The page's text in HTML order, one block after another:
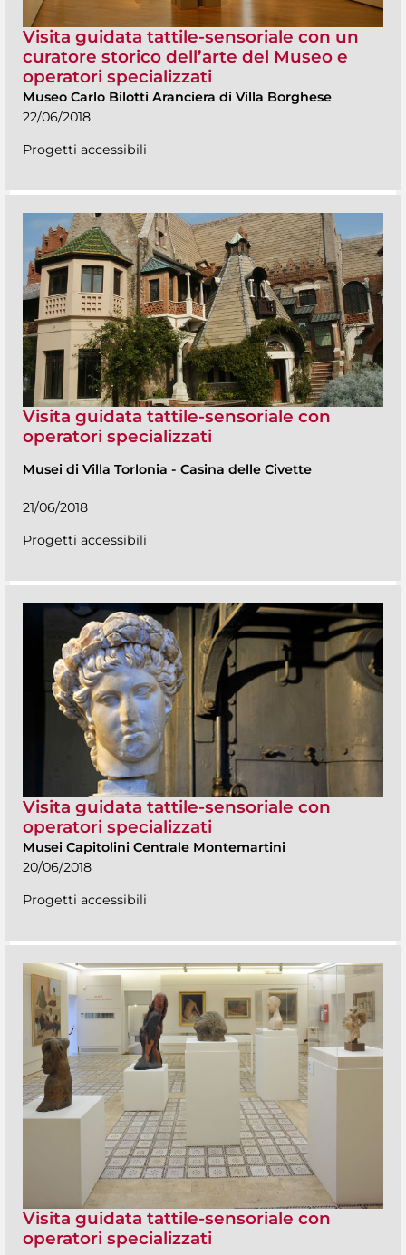
Visita guidata tattile-sensoriale con un
curatore storico dell’arte del Museo e
operatori specializzati
Museo Carlo Bilotti Aranciera di Villa Borghese
22/06/2018
Progetti accessibili
Visita guidata tattile-sensoriale con
operatori specializzati
Musei di Villa Torlonia - Casina delle Civette
21/06/2018
Progetti accessibili
Visita guidata tattile-sensoriale con
operatori specializzati
Musei Capitolini Centrale Montemartini
20/06/2018
Progetti accessibili
Visita guidata tattile-sensoriale con
operatori specializzati